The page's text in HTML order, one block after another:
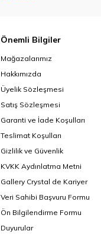
Önemli Bilgiler
Mağazalarımız
Hakkımızda
Üyelik Sözleşmesi
Satış Sözleşmesi
Garanti ve İade Koşulları
Teslimat Koşulları
Gizlilik ve Güvenlik
KVKK Aydınlatma Metni
Gallery Crystal de Kariyer
Veri Sahibi Başvuru Formu
Ön Bilgilendirme Formu
Duyurular